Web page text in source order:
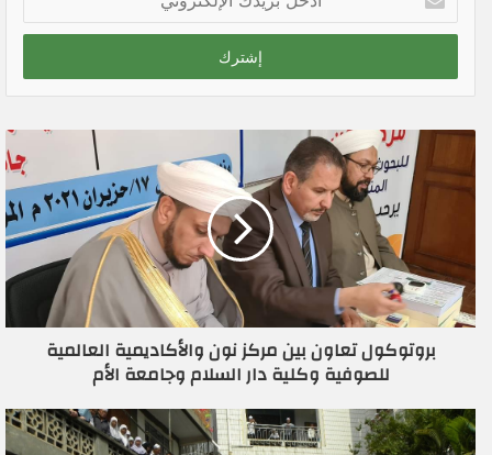
خ
ب
ي
ك
ل
ك
ت
بروتوكول تعاون بين مركز نون والأكاديمية العالمية
للصوفية وكلية دار السلام وجامعة الأم